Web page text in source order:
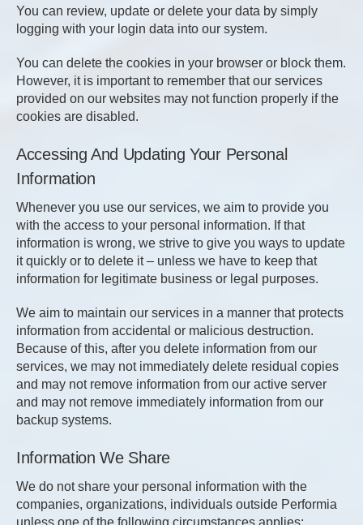
You can review, update or delete your data by simply
logging with your login data into our system.
You can delete the cookies in your browser or block them.
However, it is important to remember that our services
provided on our websites may not function properly if the
cookies are disabled.
Accessing And Updating Your Personal
Information
Whenever you use our services, we aim to provide you
with the access to your personal information. If that
information is wrong, we strive to give you ways to update
it quickly or to delete it – unless we have to keep that
information for legitimate business or legal purposes.
We aim to maintain our services in a manner that protects
information from accidental or malicious destruction.
Because of this, after you delete information from our
services, we may not immediately delete residual copies
and may not remove information from our active server
and may not remove immediately information from our
backup systems.
Information We Share
We do not share your personal information with the
companies, organizations, individuals outside Performia
unless one of the following circumstances applies: